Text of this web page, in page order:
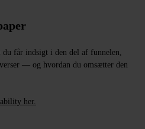
du får indsigt i den del af funnelen,
— og hvordan du omsætter den
her.